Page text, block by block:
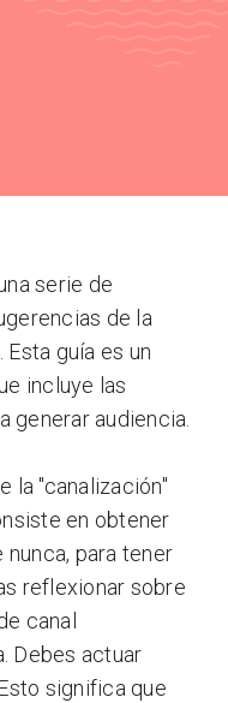
serie de
de la
. Esta guía es un
incluye las
generar audiencia.
la "canalización"
en obtener
nunca, para tener
reflexionar sobre
canal
Debes actuar
significa que